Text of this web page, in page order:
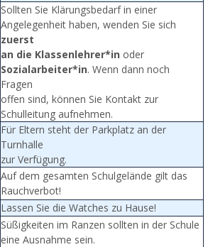
Sollten Sie Klärungsbedarf in einer
Angelegenheit haben, wenden Sie sich
zuerst
an die Klassenlehrer*in oder
Sozialarbeiter*in. Wenn dann noch
Fragen
offen sind, können Sie Kontakt zur
Schulleitung aufnehmen.
Für Eltern steht der Parkplatz an der
Turnhalle
zur Verfügung.
Auf dem gesamten Schulgelände gilt das
Rauchverbot!
Lassen Sie die Watches zu Hause!
Süßigkeiten im Ranzen sollten in der Schule
eine Ausnahme sein.